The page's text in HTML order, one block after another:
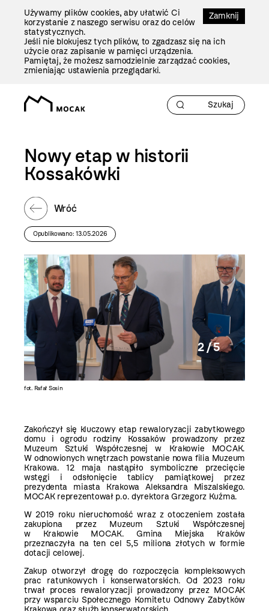
Zamknij
Używamy plików cookies, aby ułatwić Ci
korzystanie z naszego serwisu oraz do celów
statystycznych.
Jeśli nie blokujesz tych plików, to zgadzasz się na ich
użycie oraz zapisanie w pamięci urządzenia.
Pamiętaj, że możesz samodzielnie zarządzać cookies,
zmieniając ustawienia przeglądarki.
Nowy etap w historii
Kossakówki
Wróć
Opublikowano: 13.05.2026
fot. Rafał Sosin
2 / 5
Zakończył się kluczowy etap rewaloryzacji zabytkowego
domu i ogrodu rodziny Kossaków prowadzony przez
Muzeum Sztuki Współczesnej w Krakowie MOCAK.
W odnowionych wnętrzach powstanie nowa filia Muzeum
Krakowa. 12 maja nastąpiło symboliczne przecięcie
wstęgi i odsłonięcie tablicy pamiątkowej przez
prezydenta miasta Krakowa Aleksandra Miszalskiego.
MOCAK reprezentował p.o. dyrektora Grzegorz Kuźma.
W 2019 roku nieruchomość wraz z otoczeniem została
zakupiona przez Muzeum Sztuki Współczesnej
w Krakowie MOCAK. Gmina Miejska Kraków
przeznaczyła na ten cel 5,5 miliona złotych w formie
dotacji celowej.
Zakup otworzył drogę do rozpoczęcia kompleksowych
prac ratunkowych i konserwatorskich. Od 2023 roku
trwał proces rewaloryzacji prowadzony przez MOCAK
przy wsparciu Społecznego Komitetu Odnowy Zabytków